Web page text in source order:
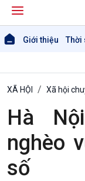
Giới thiệu Thời
XÃ HỘI Xã hội
Hà
nghèo
số